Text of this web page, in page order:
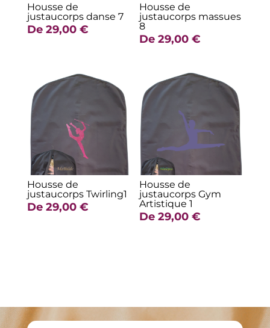
Housse de
justaucorps danse 7
De 29,00 €
Housse de
justaucorps massues
8
De29,00€
Housse de
justaucorps Twirling1
De 29,00 €
Housse de
justaucorps Gym
Artistique 1
De29,00€